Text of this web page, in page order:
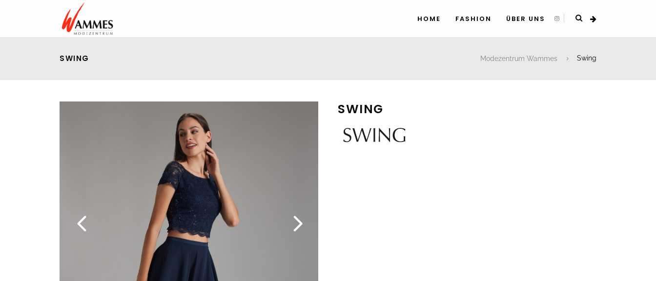
HOME FASHION ÜBER UNS
SWING Modezentrum Wammes Swing
SWING